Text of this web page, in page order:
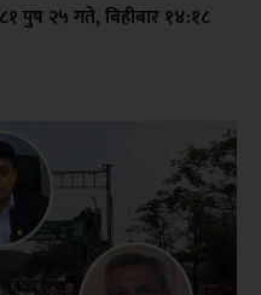
पुष २५ गते, बिहीबार १४:१८